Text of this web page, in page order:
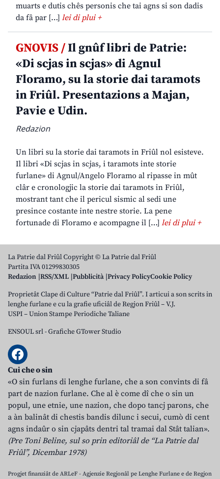
muarts e dutis chês personis che tai agns si son dadis
da fâ par […] lei di plui +
GNOVIS /Il gnûf libri de Patrie:
«Di scjas in scjas» di Agnul
Floramo, su la storie dai taramots
in Friûl. Presentazions a Majan,
Pavie e Udin.
Redazion
Un libri su la storie dai taramots in Friûl nol esisteve.
Il libri «Di scjas in scjas, i taramots inte storie
furlane» di Agnul/Angelo Floramo al ripasse in mût
clâr e cronologjic la storie dai taramots in Friûl,
mostrant tant che il pericul sismic al sedi une
presince costante inte nestre storie. La pene
fortunade di Floramo e acompagne il […] lei di plui +
La Patrie dal Friûl Copyright © La Patrie dal Friûl
Partita IVA 01299830305
Redazion RSS/XML Pubblicità Privacy PolicyCookie Policy
Proprietât Clape di Culture “Patrie dal Friûl”. I articui a son scrits in
lenghe furlane e cu la grafie uficiâl de Regjon Friûl – V.J.
USPI – Union Stampe Periodiche Taliane
ENSOUL srl-Grafiche GTower Studio
Cui che o sin
«O sin furlans di lenghe furlane, che a son convints di fâ
part de nazion furlane. Che al è come dî che o sin un
popul, une etnie, une nazion, che dopo tancj parons, che
a àn balinât di chestis bandis dilunc i secui, cumò di cent
agns indaûr o sin cjapâts dentri tal tramai dal Stât talian».
(Pre Toni Beline, sul so prin editoriâl de “La Patrie dal
Friûl”, Dicembar 1978)
Progjet finanziât de ARLeF - Agjenzie Regjonâl pe Lenghe Furlane e de Regjon